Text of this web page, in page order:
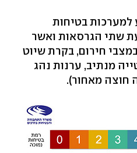
למערכות בטיחות
שתי הגרסאות ואשר
חירום, בקרת שיוט
מנתיב, ערנות נהג
חוצה מאחור).